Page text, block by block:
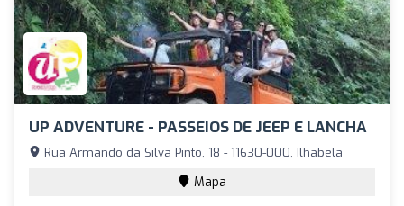
UP ADVENTURE - PASSEIOS DE JEEP E LANCHA
Rua Armando da Silva Pinto, 18 - 11630-000, Ilhabela
Mapa